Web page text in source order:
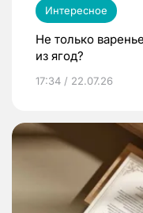
Интересное
Не только
из ягод?
17:34 / 22.07.26